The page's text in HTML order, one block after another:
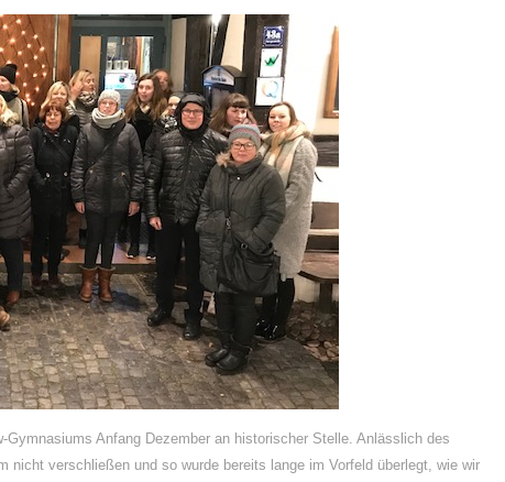
Anfang Dezember an historischer Stelle. Anlässlich des
nicht verschließen und so wurde bereits lange im Vorfeld überlegt, wie wir